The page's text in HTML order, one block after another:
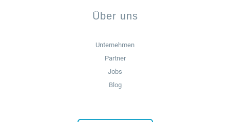
Über uns
Unternehmen
Partner
Jobs
Blog